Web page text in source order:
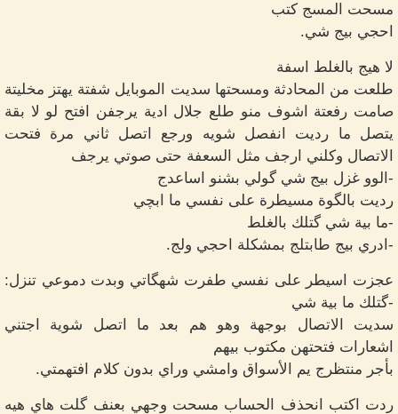
مسحت المسج كتب
احجي بيج شي.
لا هيج بالغلط اسفة
طلعت من المحادثة ومسحتها سديت الموبايل شفتة يهتز مخليتة
صامت رفعتة اشوف منو طلع جلال ادية يرجفن افتح لو لا بقة
يتصل ما رديت انفصل شويه ورجع اتصل ثاني مرة فتحت
الاتصال وكلني ارجف مثل السعفة حتى صوتي يرجف
-الوو غزل بيج شي گولي بشنو اساعدج
رديت بالگوة مسيطرة على نفسي ما ابچي
-ما بية شي گتلك بالغلط
-ادري بيج طابتلج بمشكلة احجي ولج.
عجزت اسيطر على نفسي طفرت شهگاتي وبدت دموعي تنزل:
-گتلك ما بية شي
سديت الاتصال بوجهة وهو هم بعد ما اتصل شوية اجتني
اشعارات فتحتهن مكتوب بيهم
بأجر منتظرج يم الأسواق وامشي وراي بدون كلام افتهمتي.
ردت اكتب انحذف الحساب مسحت وجهي بعنف گلت هاي هيه